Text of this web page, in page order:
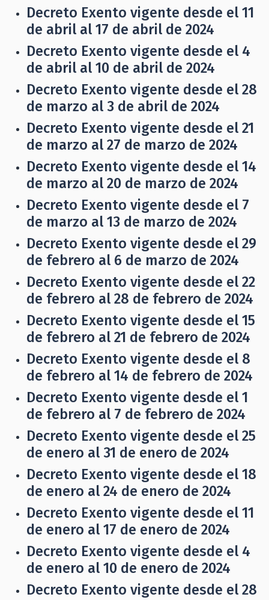
Decreto Exento vigente desde el 11
de abril al 17 de abril de 2024
Decreto Exento vigente desde el 4
de abril al 10 de abril de 2024
Decreto Exento vigente desde el 28
de marzo al 3 de abril de 2024
Decreto Exento vigente desde el 21
de marzo al 27 de marzo de 2024
Decreto Exento vigente desde el 14
de marzo al 20 de marzo de 2024
Decreto Exento vigente desde el 7
de marzo al 13 de marzo de 2024
Decreto Exento vigente desde el 29
de febrero al 6 de marzo de 2024
Decreto Exento vigente desde el 22
de febrero al 28 de febrero de 2024
Decreto Exento vigente desde el 15
de febrero al 21 de febrero de 2024
Decreto Exento vigente desde el 8
de febrero al 14 de febrero de 2024
Decreto Exento vigente desde el 1
de febrero al 7 de febrero de 2024
Decreto Exento vigente desde el 25
de enero al 31 de enero de 2024
Decreto Exento vigente desde el 18
de enero al 24 de enero de 2024
Decreto Exento vigente desde el 11
de enero al 17 de enero de 2024
Decreto Exento vigente desde el 4
de enero al 10 de enero de 2024
Decreto Exento vigente desde el 28